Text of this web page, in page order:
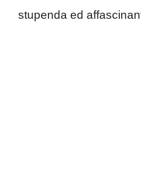
stupenda ed